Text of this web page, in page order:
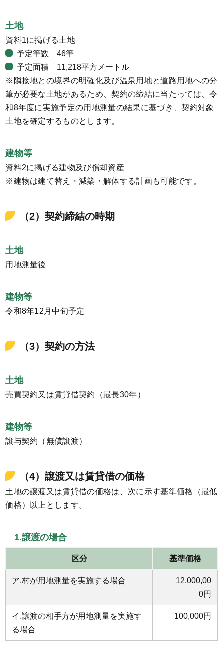
土地
資料1に掲げる土地
予定筆数 46筆
予定面積 11,218平方メートル
※隣接地との境界の明確化及び温泉用地と道路用地への分
筆が必要な土地があるため、契約の締結に当たっては、令
和8年度に実施予定の用地測量の結果に基づき、契約対象
土地を確定するものとします。
建物等
資料2に掲げる建物及び償却資産
※建物は建て替え・減築・解体する計画も可能です。
（2）契約締結の時期
土地
用地測量後
建物等
令和8年12月中旬予定
（3）契約の方法
土地
売買契約又は賃貸借契約（最長30年）
建物等
譲与契約（無償譲渡）
（4）譲渡又は賃貸借の価格
土地の譲渡又は賃貸借の価格は、次に示す基準価格（最低
価格）以上とします。
1.譲渡の場合
区分 基準価格
ア.村が用地測量を実施する場合
12,000,00
0円
イ.譲渡の相手方が用地測量を実施す
る場合
100,000円